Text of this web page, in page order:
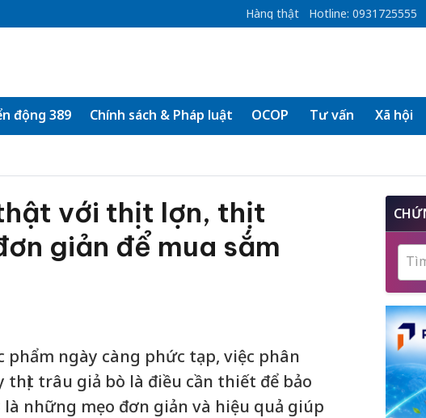
Hàng thật Hotline: 0931725555
động 389 Chính sách & Pháp luật OCOP Tư vấn Xã hội
với thịt lợn, thịt
giản để mua sắm
ngày càng phức tạp, việc phân
trâu giả bò là điều cần thiết để bảo
những mẹo đơn giản và hiệu quả giúp